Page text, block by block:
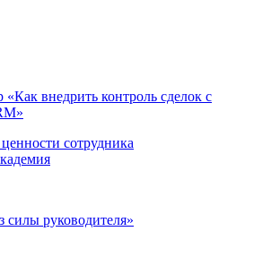
внедрить контроль сделок с
сотрудника
силы руководителя»